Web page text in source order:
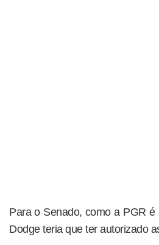
Para o Senado, como a PGR é
Dodge teria que ter autorizado